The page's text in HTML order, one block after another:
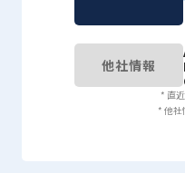
他社情報
* 直
* 他社